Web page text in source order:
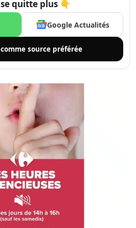
quitte plus 👇
Google Actualités
source préférée